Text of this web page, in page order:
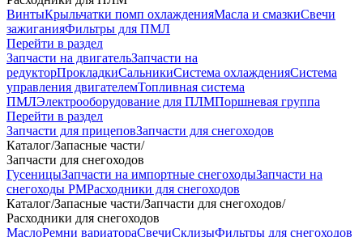
ВинтыКрыльчатки помп охлажденияМасла и смазкиСвечи
зажиганияФильтры для ПМЛ
Перейти в раздел
Запчасти на двигательЗапчасти на
редукторПрокладкиСальникиСистема охлажденияСистема
управления двигателемТопливная система
ПМЛЭлектрооборудование для ПЛМПоршневая группа
Перейти в раздел
Запчасти для прицеповЗапчасти для снегоходов
Каталог/Запасные части/
Запчасти для снегоходов
ГусеницыЗапчасти на импортные снегоходыЗапчасти на
снегоходы РМРасходники для снегоходов
Каталог/Запасные части/Запчасти для снегоходов/
Расходники для снегоходов
МаслоРемни вариатораСвечиСклизыФильтры для снегоходов